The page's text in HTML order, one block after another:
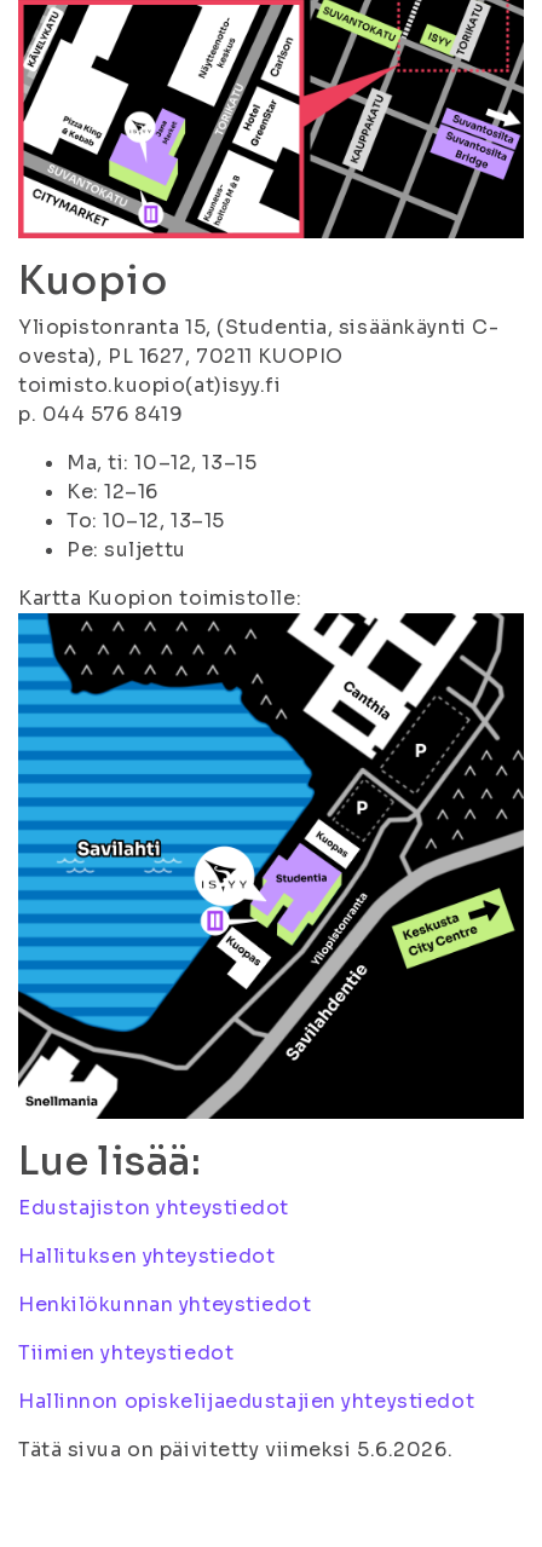
Kuopio
Yliopistonranta 15, (Studentia, sisäänkäynti C-
ovesta), PL 1627, 70211 KUOPIO
toimisto.kuopio(at)isyy.fi
p. 044 576 8419
Ma, ti: 10–12, 13–15
Ke: 12–16
To: 10–12, 13–15
Pe: suljettu
Kartta Kuopion toimistolle:
Lue lisää:
Edustajiston yhteystiedot
Hallituksen yhteystiedot
Henkilökunnan yhteystiedot
Tiimien yhteystiedot
Hallinnon opiskelijaedustajien yhteystiedot
Tätä sivua on päivitetty viimeksi 5.6.2026.